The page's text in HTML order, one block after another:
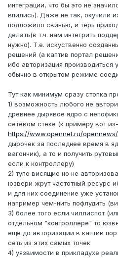
интеграции, что бы это не
впились). Даже не так, окучили
подложило свинью, и терь
делать(в т.ч. нам интегрить
нужно). Т.е. искуственно
решений (а каптив портал
ибо авторизация производиться
обычно в открытом режиме
Тут как минимум сразу стопка
1) возможность любого не
древнее дырявое ядро с
сетевом стеке (к примеру вот
https://www.opennet.ru/
дырочек за последнее время в
вагончик), а то и получить
если к контроллеру)
2) тупо висящие но не
юзвери жрут частотный ресурс
и для них соединение уже
например чем-нить пофлудить
3) более того если чиллиспот
отдельном "контроллере" то
ещё до авторизации в каптив
сеть из этих самых точек
4) уязвимости в прикладухе